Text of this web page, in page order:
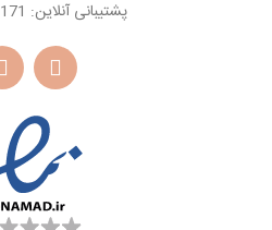
پشتیبانی آنلاین: 09129303171